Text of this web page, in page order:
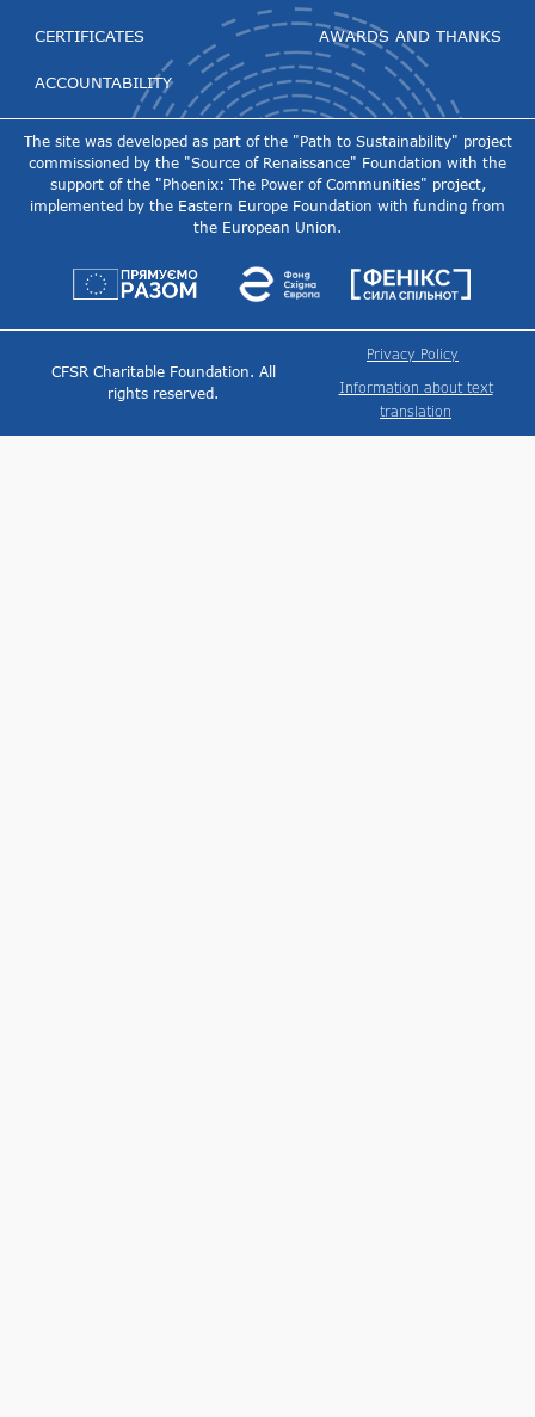
CERTIFICATES
ACCOUNTABILITY
AWARDS AND THANKS
The site was developed as part of the "Path to Sustainability" project
commissioned by the "Source of Renaissance" Foundation with the
support of the "Phoenix: The Power of Communities" project,
implemented by the Eastern Europe Foundation with funding from
the European Union.
CFSR Charitable Foundation. All
rights reserved.
Privacy Policy
Information about text
translation